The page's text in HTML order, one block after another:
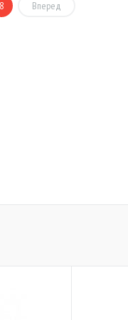
8 Вперед